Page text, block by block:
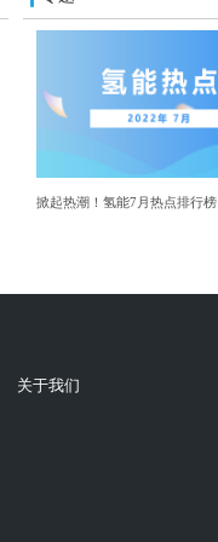
掀起热潮！氢能7月热点排行榜
关于我们